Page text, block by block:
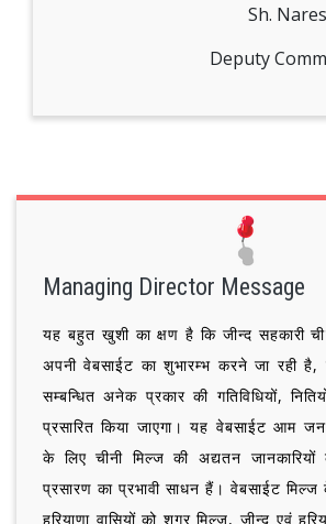
Sh.
Deputy
Managing Director Message
यह बहुत खुशी का क्षण है कि जीन्द सहकारी
अपनी वेबसाईट का शुभारम्भ करने जा रही
सम्बन्धित अनेक प्रकार की गतिविधियों,
प्रसारित किया जाएगा। यह वेबसाईट आम
के लिए चीनी मिल्ज की अद्यतन
प्रसारण का प्रभावी साधन हैं। वेबसाईट मिल्ज
हरियाणा वासियों को शुगर मिल्ज, जीन्द एवं